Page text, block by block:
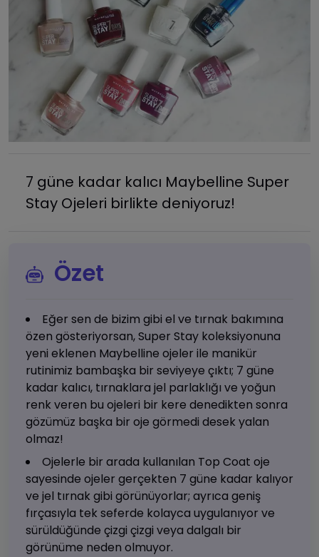
7 güne kadar kalıcı Maybelline Super
Stay Ojeleri birlikte deniyoruz!
Özet
Eğer sen de bizim gibi el ve tırnak bakımına
özen gösteriyorsan, Super Stay koleksiyonuna
yeni eklenen Maybelline ojeler ile manikür
rutinimiz bambaşka bir seviyeye çıktı; 7 güne
kadar kalıcı, tırnaklara jel parlaklığı ve yoğun
renk veren bu ojeleri bir kere denedikten sonra
gözümüz başka bir oje görmedi desek yalan
olmaz!
Ojelerle bir arada kullanılan Top Coat oje
sayesinde ojeler gerçekten 7 güne kadar kalıyor
ve jel tırnak gibi görünüyorlar; ayrıca geniş
fırçasıyla tek seferde kolayca uygulanıyor ve
sürüldüğünde çizgi çizgi veya dalgalı bir
görünüme neden olmuyor.